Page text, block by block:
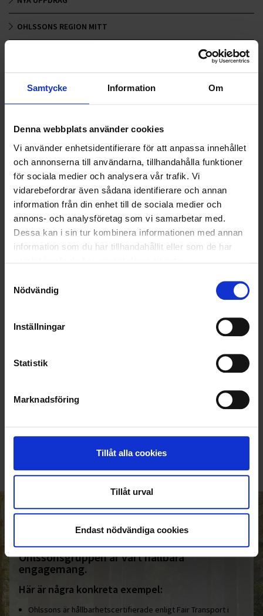
Samtycke Information Om
Denna webbplats använder cookies
Vi använder enhetsidentifierare för att anpassa innehållet
och annonserna till användarna, tillhandahålla funktioner
för sociala medier och analysera vår trafik. Vi
vidarebefordrar även sådana identifierare och annan
information från din enhet till de sociala medier och
annons- och analysföretag som vi samarbetar med.
Dessa kan i sin tur kombinera informationen med annan
information som du har tillhandahållit eller som de har
Nödvändig
Inställningar
Statistik
Marknadsföring
Tillåt alla cookies
Tillåt urval
Endast nödvändiga cookies
OHLSSONS REGION MITT
OHLSSONSKOLLEGOR
RENHÅLLNING
SAMARBETEN
SOCIALT ANSVAR
KUNDTJÄNST
010-45 00 200​
HELT ENKELT HÅLLBART
Den gemensamma nämnaren i
Ohlssonsgruppen är vårt hållbara
engagemang.
Här är några konkreta exempel:
Ohlssons är hållbarhetscertifierade enligt Fair Transport i